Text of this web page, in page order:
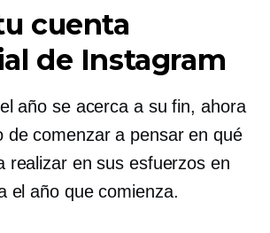
cuenta
de Instagram
año se acerca a su fin, ahora
de comenzar a pensar en qué
realizar en sus esfuerzos en
el año que comienza.